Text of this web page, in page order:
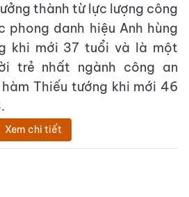
thành từ lực lượng công
phong danh hiệu Anh hùng
khi mới 37 tuổi và là một
trẻ nhất ngành công an
Thiếu tướng khi mới 46
Xem chi tiết